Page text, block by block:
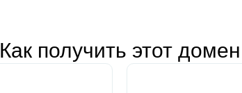
Как получить этот домен